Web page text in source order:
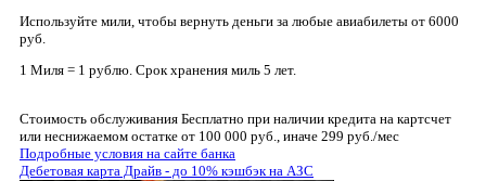
Используйте мили, чтобы вернуть деньги за любые авиабилеты от 6000
руб.
1 Миля = 1 рублю. Срок хранения миль 5 лет.
Стоимость обслуживания Бесплатно при наличии кредита на картсчет
или неснижаемом остатке от 100 000 руб., иначе 299 руб./мес
Подробные условия на сайте банка
Дебетовая карта Драйв - до 10% кэшбэк на АЗС